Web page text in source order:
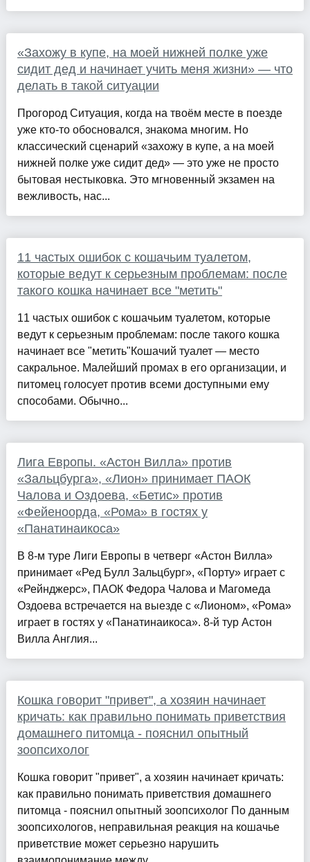
«Захожу в купе, на моей нижней полке уже
сидит дед и начинает учить меня жизни» — что
делать в такой ситуации
Прогород Ситуация, когда на твоём месте в поезде
уже кто-то обосновался, знакома многим. Но
классический сценарий «захожу в купе, а на моей
нижней полке уже сидит дед» — это уже не просто
бытовая нестыковка. Это мгновенный экзамен на
вежливость, нас...
11 частых ошибок с кошачьим туалетом,
которые ведут к серьезным проблемам: после
такого кошка начинает все "метить"
11 частых ошибок с кошачьим туалетом, которые
ведут к серьезным проблемам: после такого кошка
начинает все "метить"Кошачий туалет — место
сакральное. Малейший промах в его организации, и
питомец голосует против всеми доступными ему
способами. Обычно...
Лига Европы. «Астон Вилла» против
«Зальцбурга», «Лион» принимает ПАОК
Чалова и Оздоева, «Бетис» против
«Фейеноорда, «Рома» в гостях у
«Панатинаикоса»
В 8-м туре Лиги Европы в четверг «Астон Вилла»
принимает «Ред Булл Зальцбург», «Порту» играет с
«Рейнджерс», ПАОК Федора Чалова и Магомеда
Оздоева встречается на выезде с «Лионом», «Рома»
играет в гостях у «Панатинаикоса». 8-й тур Астон
Вилла Англия...
Кошка говорит "привет", а хозяин начинает
кричать: как правильно понимать приветствия
домашнего питомца - пояснил опытный
зоопсихолог
Кошка говорит "привет", а хозяин начинает кричать:
как правильно понимать приветствия домашнего
питомца - пояснил опытный зоопсихолог По данным
зоопсихологов, неправильная реакция на кошачье
приветствие может серьезно нарушить